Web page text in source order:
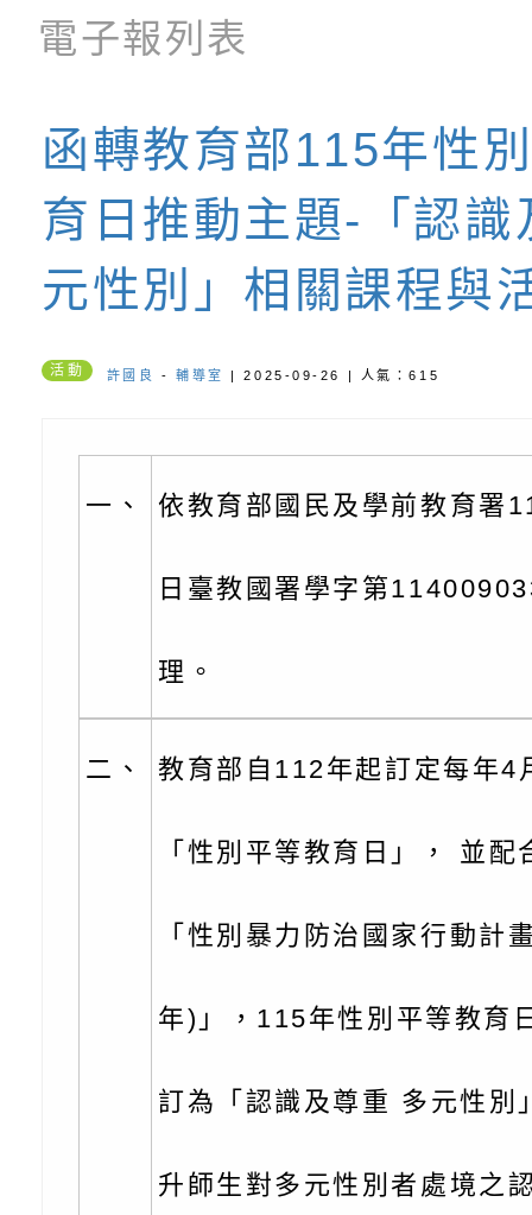
「HELLO新鮮人」
養練習題」、「青少
書會」、「親密關係
坊」、「祖孫樂淘桃
徵件活動」海報
年─青春專案」LED
字稿
為配合政府政策宣導
者權益暨落實保護青
環境
檢送桃園市政府LED
字稿及LCD託播影片
有關桃園市政府家庭
服務資源資訊
檢送桃園市政府LED
字稿及LCD託播影（
函轉有關身心障礙者
（CRPD）第三次國
檢送行政院新聞傳播
訊
辦理「115年度促進
緒學習知能研習」
檢送桃園市政府LED
字稿及LCD託播影片
函轉有關本府新聞
6月交通安全宣導標
份及道安宣導影像素
有關「115年各賣場
設置防災(颱)專區」
信誼基金會於6／27
【打噴嚏、流鼻水、
0-8歲抗過敏照護指
童過敏免疫專家 林
檢送桃園市政府LED
字稿及LCD託播影片
檢送桃園市政府家庭
「小桃家6月課程資
坊」、「幸福婚姻系
座」、「2026開心
檢送桃園市政府LED
立蘆葦啟智中心辦理
而立》蘆葦三十．創
有關桃園市桃園區西
學辦理115年度區域
覺暫留創意應用與實
檢送桃園市政府LED
學辦理115年度區域
充實方案：「怪創劇
「學生申訴及再申訴
關事項
檢送行政院新聞傳
息:桃園市內
學-優質教育
電子報列表
函轉教育部115年性
育日推動主題-「認識
元性別」相關課程與
活動 許國良 -輔導室 | 2025-09-26 | 人氣：615
一、 依教育部國民及學前教育署
日臺教國署學字第
理。
二、 教育部自112年起訂定每年4
「性別平等教育日」， 並配
「性別暴力防治國家行動計
年)」，115年性別平等教育
訂為「認識及尊重 多元性別
升師生對多元性別者處境之